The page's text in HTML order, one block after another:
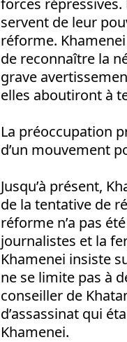
forces
servent de leur
réforme.
de reconnaître la
grave
elles aboutiront à
La préoccupation
d’un mouvement
Jusqu’à présent,
de la tentative de
réforme n’a pas
journalistes et la
Khamenei insiste
ne se limite pas à
conseiller de
d’assassinat qui
Khamenei.